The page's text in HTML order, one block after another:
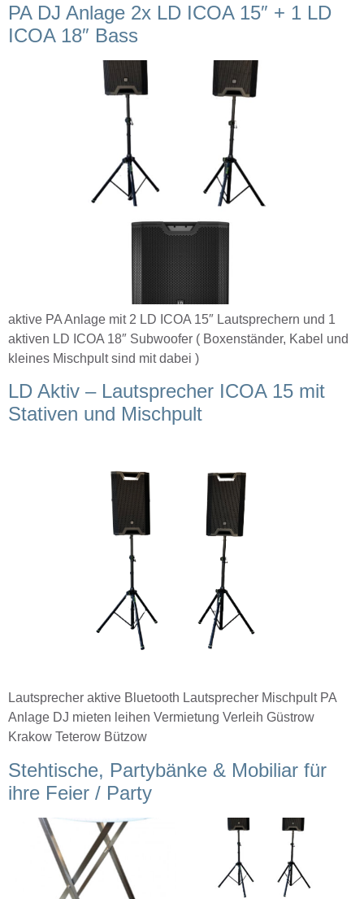
PA DJ Anlage 2x LD ICOA 15″ + 1 LD
ICOA 18″ Bass
aktive PA Anlage mit 2 LD ICOA 15″ Lautsprechern und 1
aktiven LD ICOA 18″ Subwoofer ( Boxenständer, Kabel und
kleines Mischpult sind mit dabei )
LD Aktiv – Lautsprecher ICOA 15 mit
Stativen und Mischpult
Lautsprecher aktive Bluetooth Lautsprecher Mischpult PA
Anlage DJ mieten leihen Vermietung Verleih Güstrow
Krakow Teterow Bützow
Stehtische, Partybänke & Mobiliar für
ihre Feier / Party